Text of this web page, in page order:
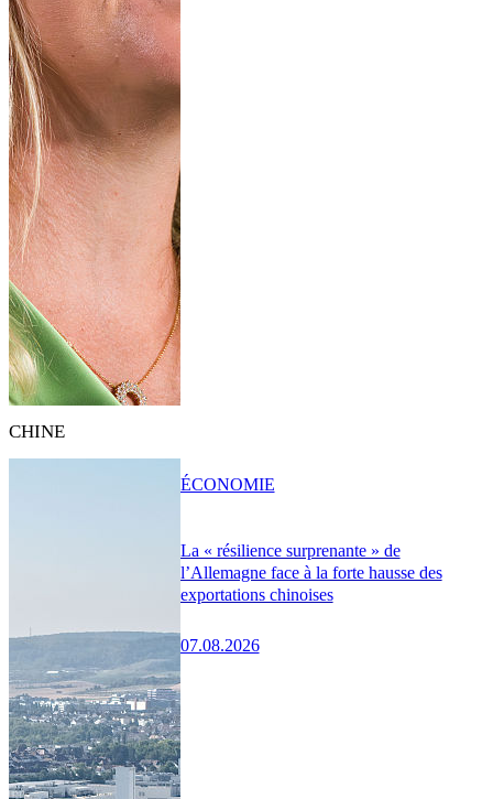
CHINE
La « résilience surprenante » de
l’Allemagne face à la forte hausse des
exportations chinoises
07.08.2026
ÉCONOMIE